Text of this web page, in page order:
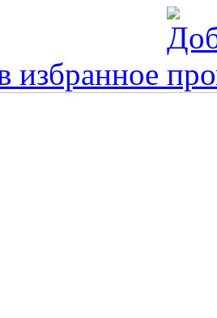
избранное